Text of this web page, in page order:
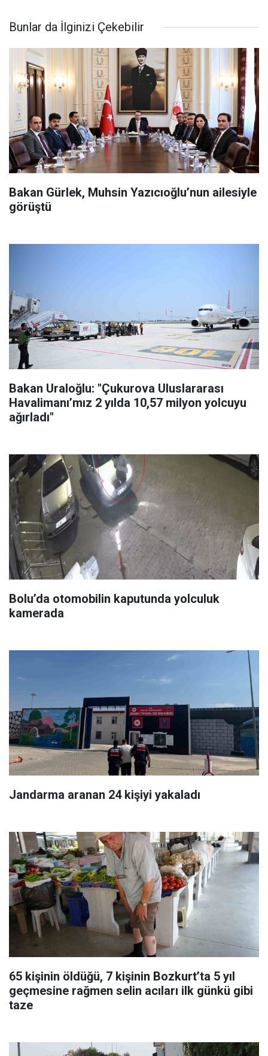
Bunlar da İlginizi Çekebilir
Bakan Gürlek, Muhsin Yazıcıoğlu’nun ailesiyle
görüştü
Bakan Uraloğlu: "Çukurova Uluslararası
Havalimanı’mız 2 yılda 10,57 milyon yolcuyu
ağırladı"
Bolu’da otomobilin kaputunda yolculuk
kamerada
Jandarma aranan 24 kişiyi yakaladı
65 kişinin öldüğü, 7 kişinin Bozkurt’ta 5 yıl
geçmesine rağmen selin acıları ilk günkü gibi
taze